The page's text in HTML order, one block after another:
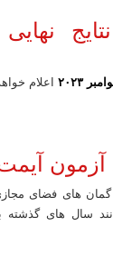
اعلام
آیمت
های فضای مجازی
سال های گذشته